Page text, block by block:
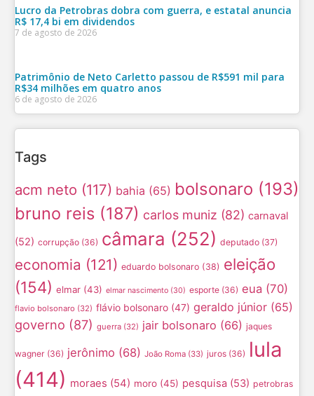
Lucro da Petrobras dobra com guerra, e estatal anuncia
R$ 17,4 bi em dividendos
7 de agosto de 2026
Patrimônio de Neto Carletto passou de R$591 mil para
R$34 milhões em quatro anos
6 de agosto de 2026
Tags
acm neto (117) bahia (65) bolsonaro (193)
bruno reis (187) carlos muniz (82) carnaval
(52) corrupção (36) câmara (252) deputado (37)
economia (121) eduardo bolsonaro (38) eleição
(154) elmar (43) elmar nascimento (30) esporte (36) eua (70)
flavio bolsonaro (32) flávio bolsonaro (47) geraldo júnior (65)
governo (87) guerra (32) jair bolsonaro (66) jaques
wagner (36) jerônimo (68) João Roma (33) juros (36) lula
(414) moraes (54) moro (45) pesquisa (53) petrobras